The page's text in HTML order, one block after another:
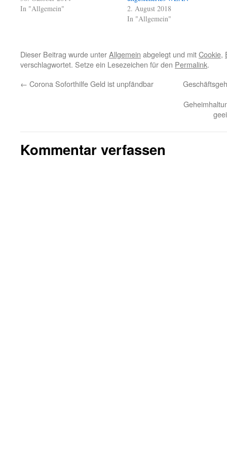
In "Allgemein"
2. August 2018
In "Allgemein"
Dieser Beitrag wurde unterAllgemein abgelegt und mitCookie,
verschlagwortet. Setze ein Lesezeichen für den Permalink.
← Corona Soforthilfe Geld ist unpfändbar
Kommentar verfassen